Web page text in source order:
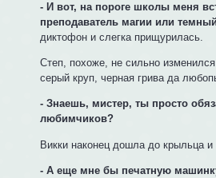
- И вот, на пороге школы меня
преподаватель магии или
диктофон и слегка прищурилась.
Степ, похоже, не сильно
серый круп, черная грива да
- Знаешь, мистер, ты просто
любимчиков?
Викки наконец дошла до крыльца
- А еще мне бы печатную